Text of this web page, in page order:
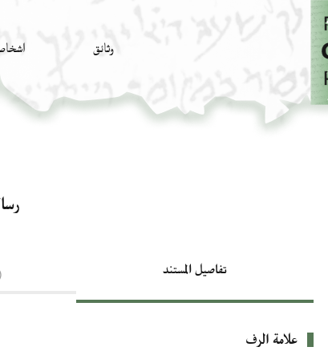
وثائق
تفاصيل المستند
بيانات التعريف
علامة الرف